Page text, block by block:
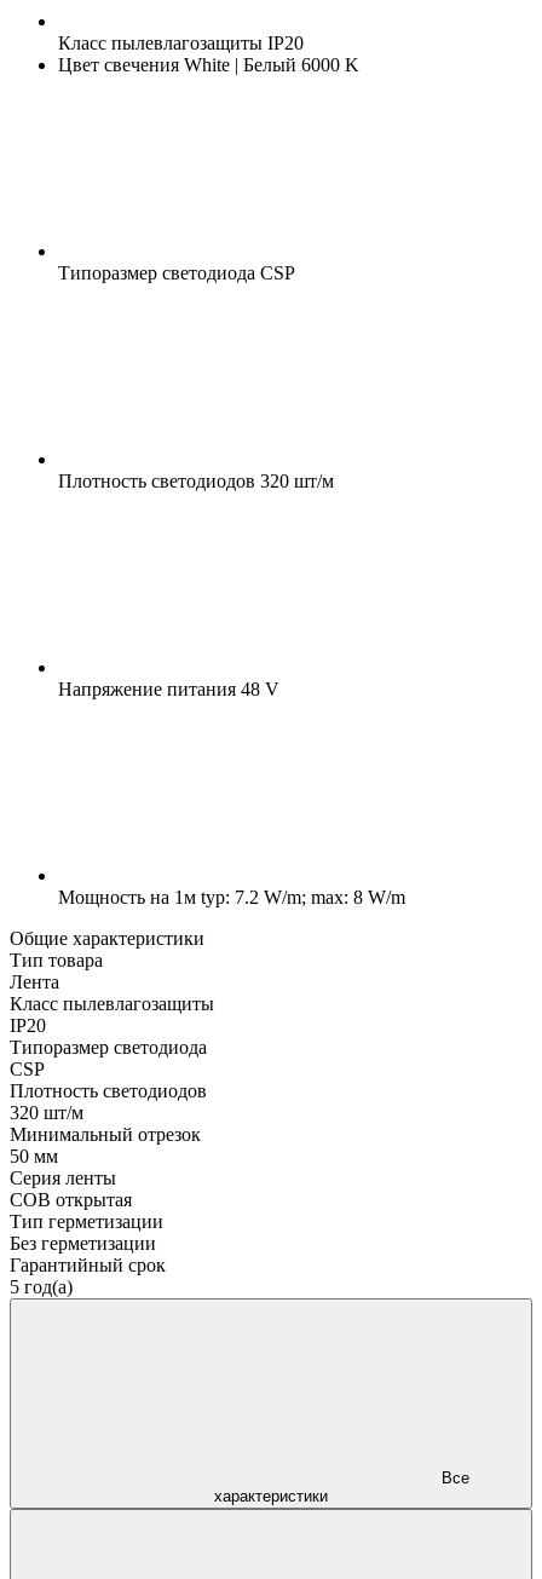
Класс пылевлагозащиты IP20
Цвет свечения White | Белый 6000 K
Типоразмер светодиода CSP
Плотность светодиодов 320 шт/м
Напряжение питания 48 V
Мощность на 1м typ: 7.2 W/m; max: 8 W/m
Общие характеристики
Тип товара
Лента
Класс пылевлагозащиты
IP20
Типоразмер светодиода
CSP
Плотность светодиодов
320 шт/м
Минимальный отрезок
50 мм
Серия ленты
COB открытая
Тип герметизации
Без герметизации
Гарантийный срок
5 год(а)
характеристики